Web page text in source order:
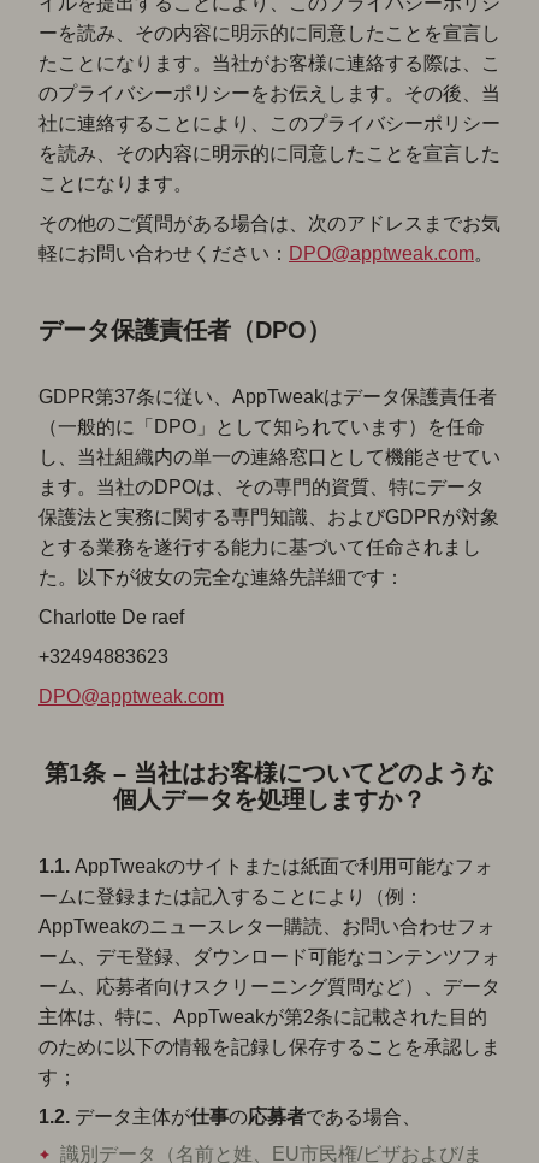
ーを読み、その内容に明示的に同意したことを宣言し
たことになります。当社がお客様に連絡する際は、こ
のプライバシーポリシーをお伝えします。その後、当
社に連絡することにより、このプライバシーポリシー
を読み、その内容に明示的に同意したことを宣言した
ことになります。
その他のご質問がある場合は、次のアドレスまでお気
軽にお問い合わせください： DPO@apptweak.com。
データ保護責任者（DPO）
GDPR第37条に従い、AppTweakはデータ保護責任者
（一般的に「DPO」として知られています）を任命
し、当社組織内の単一の連絡窓口として機能させてい
ます。当社のDPOは、その専門的資質、特にデータ
保護法と実務に関する専門知識、およびGDPRが対象
とする業務を遂行する能力に基づいて任命されまし
た。以下が彼女の完全な連絡先詳細です：
Charlotte De raef
+32494883623
DPO@apptweak.com
第1条 – 当社はお客様についてどのような
個人データを処理しますか？
1.1. AppTweakのサイトまたは紙面で利用可能なフォ
ームに登録または記入することにより（例：
AppTweakのニュースレター購読、お問い合わせフォ
ーム、デモ登録、ダウンロード可能なコンテンツフォ
ーム、応募者向けスクリーニング質問など）、データ
主体は、特に、AppTweakが第2条に記載された目的
のために以下の情報を記録し保存することを承認しま
す；
1.2. データ主体が仕事の応募者である場合、
識別データ（名前と姓、EU市民権/ビザおよび/ま